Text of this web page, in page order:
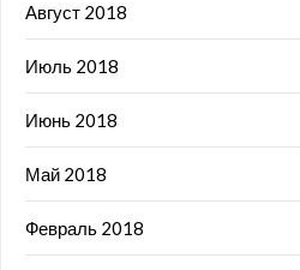
Август 2018
Июль 2018
Июнь 2018
Май 2018
Февраль 2018